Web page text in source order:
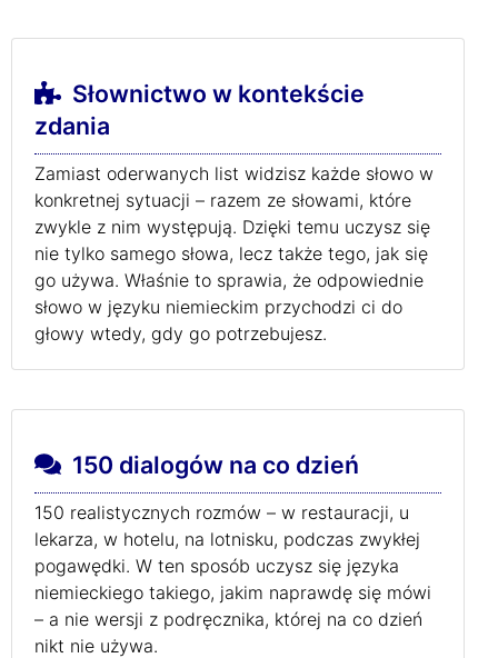
Słownictwo w kontekście
zdania
Zamiast oderwanych list widzisz każde słowo w
konkretnej sytuacji – razem ze słowami, które
zwykle z nim występują. Dzięki temu uczysz się
nie tylko samego słowa, lecz także tego, jak się
go używa. Właśnie to sprawia, że odpowiednie
słowo w języku niemieckim przychodzi ci do
głowy wtedy, gdy go potrzebujesz.
150 dialogów na co dzień
150 realistycznych rozmów – w restauracji, u
lekarza, w hotelu, na lotnisku, podczas zwykłej
pogawędki. W ten sposób uczysz się języka
niemieckiego takiego, jakim naprawdę się mówi
– a nie wersji z podręcznika, której na co dzień
nikt nie używa.